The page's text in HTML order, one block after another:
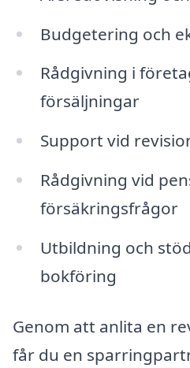
Budgetering och
Rådgivning i
försäljningar
Support vid
Rådgivning vid
försäkringsfrågor
Utbildning och
bokföring
Genom att anlita en
får du en